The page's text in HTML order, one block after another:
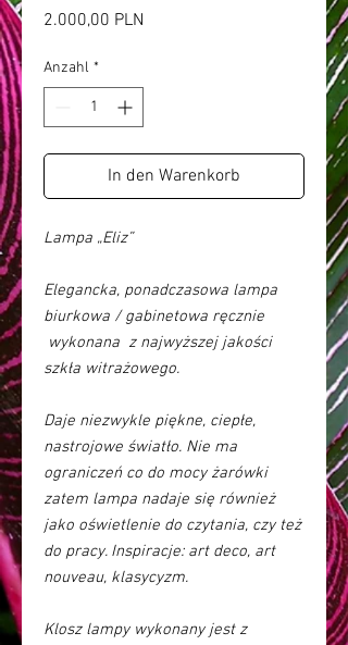
2.000,00 PLN
Anzahl *
In den Warenkorb
Lampa „Eliz”
Elegancka, ponadczasowa lampa
biurkowa / gabinetowa ręcznie
wykonana z najwyższej jakości
szkła witrażowego.
Daje niezwykle piękne, ciepłe,
nastrojowe światło. Nie ma
ograniczeń co do mocy żarówki
zatem lampa nadaje się również
jako oświetlenie do czytania, czy też
do pracy. Inspiracje: art deco, art
nouveau, klasycyzm.
Klosz lampy wykonany jest z